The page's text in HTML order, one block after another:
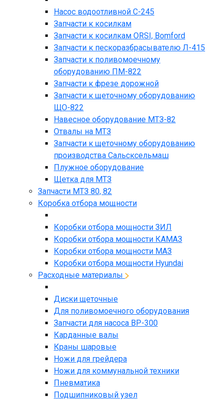
Насос водоотливной С-245
Запчасти к косилкам
Запчасти к косилкам ORSI, Bomford
Запчасти к пескоразбрасывателю Л-415
Запчасти к поливомоечному
оборудованию ПМ-822
Запчасти к фрезе дорожной
Запчасти к щеточному оборудованию
ЩО-822
Навесное оборудование МТЗ-82
Отвалы на МТЗ
Запчасти к щеточному оборудованию
производства Сальсксельмаш
Плужное оборудование
Щетка для МТЗ
Запчасти МТЗ 80, 82
Коробка отбора мощности
Коробки отбора мощности ЗИЛ
Коробки отбора мощности КАМАЗ
Коробки отбора мощности МАЗ
Коробки отбора мощности Hyundai
Расходные материалы
Диски щеточные
Для поливомоечного оборудования
Запчасти для насоса BP-300
Карданные валы
Краны шаровые
Ножи для грейдера
Ножи для коммунальной техники
Пневматика
Подшипниковый узел